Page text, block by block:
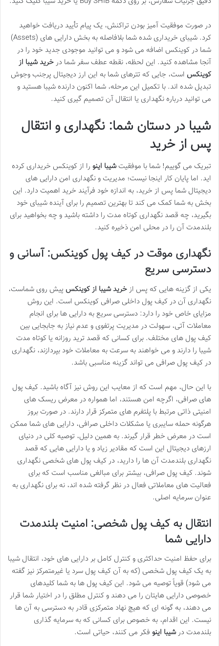
در صورت موفقیت آمیز بودن تراکنش، یک پیام تأیید دریافت خواهید
کرد. شیبای خریداری شده شما بلافاصله به بخش دارایی های (Assets)
شما در کوینکس اضافه می شود و می توانید موجودی جدید خود را در
آنجا مشاهده کنید. این لحظه، نقطه عطف سفر شما درخرید شیبا از
کوینکس است، جایی که تترهای شما به این ارز دیجیتال پرجنب وجوش
تبدیل شده اند. با تکمیل این مرحله، شما اکنون دارنده شیبا هستید و
می توانید درباره نگهداری یا انتقال آن تصمیم گیری کنید.
شیبا در دستان شما: نگهداری و انتقال
پس از خرید
تبریک می گوییم! شما با موفقیتشیبا اینو را از کوینکس خریداری کرده
اید. اما پایان کار اینجا نیست؛ مدیریت و نگهداری امن دارایی های
دیجیتال شما پس از خرید، به اندازه خود فرآیند خرید اهمیت دارد. این
بخش به شما کمک می کند تا بهترین تصمیم را برای آینده شیبای خود
بگیرید، چه قصد نگهداری کوتاه مدت را داشته باشید و چه بخواهید برای
بلندمدت آن را در محلی امن ذخیره کنید.
نگهداری موقت در کیف پول کوینکس: آسانی و
دسترسی سریع
یکی از گزینه هایی که پس ازخرید شیبا از کوینکس پیش روی شماست،
نگهداری آن در کیف پول داخلی صرافی کوینکس است. این روش
مزایای خاص خود را دارد: دسترسی سریع به دارایی ها برای انجام
معاملات آتی، سهولت در مدیریت پرتفوی و عدم نیاز به جابجایی بین
کیف پول های مختلف. برای کسانی که قصد ترید روزانه یا کوتاه مدت
شیبا را دارند و می خواهند به سرعت به معاملات خود بپردازند، نگهداری
در کیف پول صرافی می تواند گزینه مناسبی باشد.
با این حال، مهم است که از معایب این روش نیز آگاه باشید. کیف پول
های صرافی، اگرچه امن هستند، اما همواره در معرض ریسک های
امنیتی ذاتی مرتبط با پلتفرم های متمرکز قرار دارند. در صورت بروز
هرگونه حمله سایبری یا مشکلات داخلی صرافی، دارایی های شما ممکن
است در معرض خطر قرار گیرند. به همین دلیل، توصیه کلی در دنیای
ارزهای دیجیتال این است که مقادیر زیاد و یا دارایی هایی که قصد
نگهداری بلندمدت آن ها را دارید، در کیف پول های شخصی نگهداری
شوند. کیف پول صرافی، بیشتر برای مبالغی مناسب است که برای
فعالیت های معاملاتی فعال در نظر گرفته شده اند، نه برای نگهداری به
عنوان سرمایه اصلی.
انتقال به کیف پول شخصی: امنیت بلندمدت
دارایی شما
برای حفظ امنیت حداکثری و کنترل کامل بر دارایی های خود، انتقال شیبا
به یک کیف پول شخصی (که به آن کیف پول سرد یا غیرمتمرکز نیز گفته
می شود) قویاً توصیه می شود. این کیف پول ها به شما کلیدهای
خصوصی دارایی هایتان را می دهند و کنترل مطلق را در اختیار شما قرار
می دهند، به گونه ای که هیچ نهاد متمرکزی قادر به دسترسی به آن ها
نیست. این اقدام، به خصوص برای کسانی که به سرمایه گذاری
بلندمدت درشیبا اینو فکر می کنند، حیاتی است.